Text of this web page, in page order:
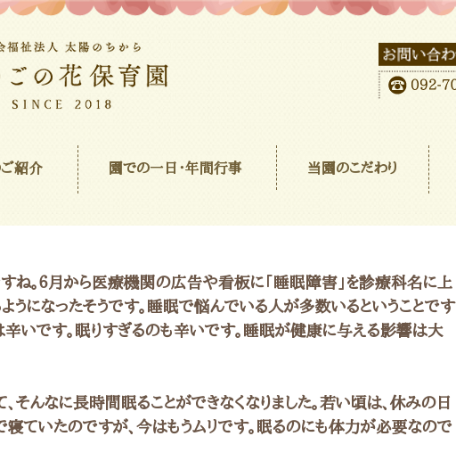
紹介 園での一日･年間行事 当園のこだわり
。６月から医療機関の広告や看板に「睡眠障害」を診療科名に上
うになったそうです。睡眠で悩んでいる人が多数いるということです
辛いです。眠りすぎるのも辛いです。睡眠が健康に与える影響は大
そんなに長時間眠ることができなくなりました。若い頃は、休みの日
寝ていたのですが、今はもうムリです。眠るのにも体力が必要なので